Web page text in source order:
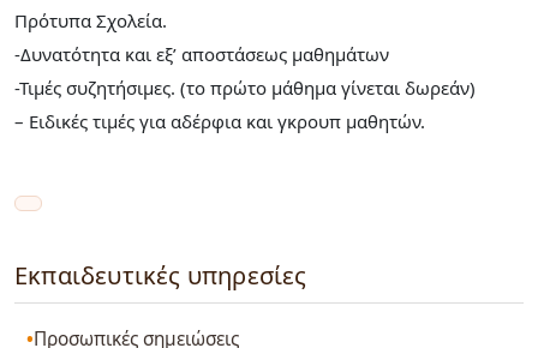
Πρότυπα Σχολεία.
-Δυνατότητα και εξ’ αποστάσεως μαθημάτων
-Τιμές συζητήσιμες. (το πρώτο μάθημα γίνεται δωρεάν)
– Ειδικές τιμές για αδέρφια και γκρουπ μαθητών.
Εκπαιδευτικές υπηρεσίες
Προσωπικές σημειώσεις